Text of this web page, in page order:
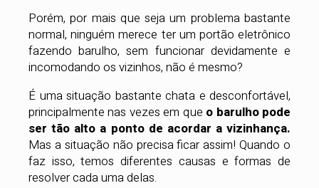
Porém, por mais que seja um problema bastante
normal, ninguém merece ter um portão eletrônico
fazendo barulho, sem funcionar devidamente e
incomodando os vizinhos, não é mesmo?
É uma situação bastante chata e desconfortável,
principalmente nas vezes em que o barulho pode
ser tão alto a ponto de acordar a vizinhança.
Mas a situação não precisa ficar assim! Quando o
faz isso, temos diferentes causas e formas de
resolver cada uma delas.